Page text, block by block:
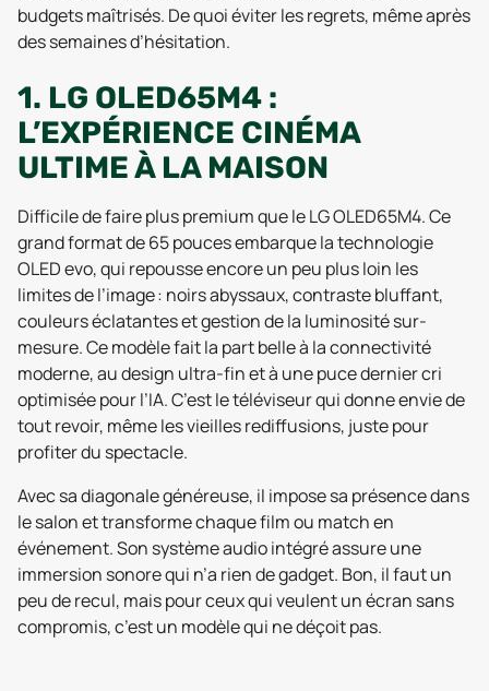
budgets maîtrisés. De quoi éviter les regrets, même après
des semaines d’hésitation.
1. LG OLED65M4 :
L’EXPÉRIENCE CINÉMA
ULTIME À LA MAISON
Difficile de faire plus premium que le LG OLED65M4. Ce
grand format de 65 pouces embarque la technologie
OLED evo, qui repousse encore un peu plus loin les
limites de l’image : noirs abyssaux, contraste bluffant,
couleurs éclatantes et gestion de la luminosité sur-
mesure. Ce modèle fait la part belle à la connectivité
moderne, au design ultra-fin et à une puce dernier cri
optimisée pour l’IA. C’est le téléviseur qui donne envie de
tout revoir, même les vieilles rediffusions, juste pour
profiter du spectacle.
Avec sa diagonale généreuse, il impose sa présence dans
le salon et transforme chaque film ou match en
événement. Son système audio intégré assure une
immersion sonore qui n’a rien de gadget. Bon, il faut un
peu de recul, mais pour ceux qui veulent un écran sans
compromis, c’est un modèle qui ne déçoit pas.